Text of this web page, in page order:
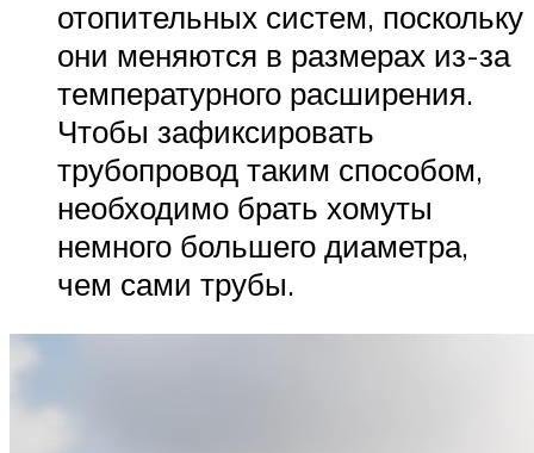
отопительных систем, поскольку
они меняются в размерах из-за
температурного расширения.
Чтобы зафиксировать
трубопровод таким способом,
необходимо брать хомуты
немного большего диаметра,
чем сами трубы.